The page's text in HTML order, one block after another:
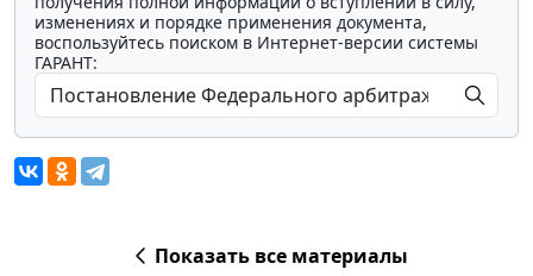
изменениях и порядке применения документа,
воспользуйтесь поиском в Интернет-версии системы
ГАРАНТ:
Показать все материалы